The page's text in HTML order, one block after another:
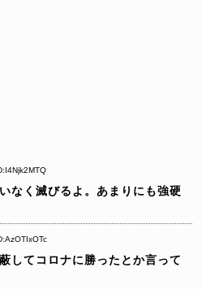
なく滅びるよ。あまりにも強硬
してコロナに勝ったとか言って